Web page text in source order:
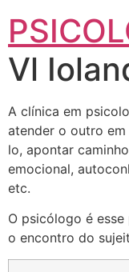
Vl
A clínica em
atender o outro
lo, apontar
emocional,
etc.
O psicólogo é
o encontro do